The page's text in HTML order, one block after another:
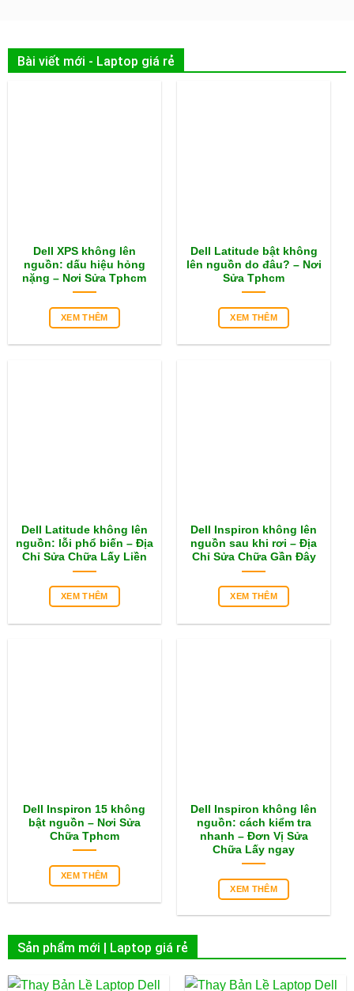
Bài viết mới - Laptop giá rẻ
Dell XPS không lên
nguồn: dấu hiệu hỏng
nặng – Nơi Sửa Tphcm
XEM THÊM
Dell Latitude bật không
lên nguồn do đâu? – Nơi
Sửa Tphcm
XEM THÊM
Dell Latitude không lên
nguồn: lỗi phổ biến – Địa
Chỉ Sửa Chữa Lấy Liền
XEM THÊM
Dell Inspiron không lên
nguồn sau khi rơi – Địa
Chỉ Sửa Chữa Gần Đây
XEM THÊM
Dell Inspiron 15 không
bật nguồn – Nơi Sửa
Chữa Tphcm
XEM THÊM
Dell Inspiron không lên
nguồn: cách kiểm tra
nhanh – Đơn Vị Sửa
Chữa Lấy ngay
XEM THÊM
Sản phẩm mới | Laptop giá rẻ